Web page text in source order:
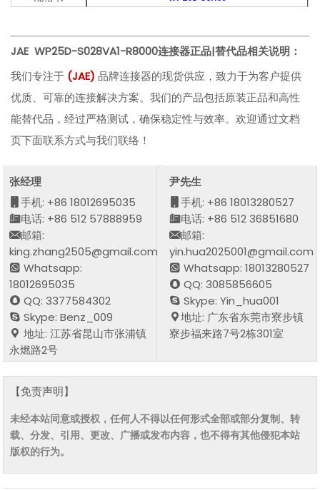
JAE WP25D-S028VA1-R8000连接器正品|替代品相关说明：
我们专注于 (JAE)品牌连接器的现货供应，致力于为客户提供
优质、可靠的连接解决方案。我们的产品包括原装正品和高性
能替代品，经过严格测试，确保稳定性与效率。欢迎通过文档
页下面联系方式与我们联络！
张经理
手机: +86 18012695035
电话: +86 512 57888959
邮箱:
king.zhang2505@gmail.com
Whatsapp:
18012695035
QQ: 3377584302
Skype: Benz_009
地址: 江苏省昆山市张浦镇
永燃路2号
尹先生
手机: +86 18013280527
电话: +86 512 36851680
邮箱:
yin.hua2025001@gmail.com
Whatsapp: 18013280527
QQ: 3085856605
Skype: Yin_hua001
地址: 广东省东莞市寮步镇
寮步福来路7号2栋301室
【免责声明】
未经本站同意或授权，任何人不得以任何形式全部或部分复制、转
载、分发、引用、更改、广播或发布内容，也不得有其他侵犯本站
版权的行为。